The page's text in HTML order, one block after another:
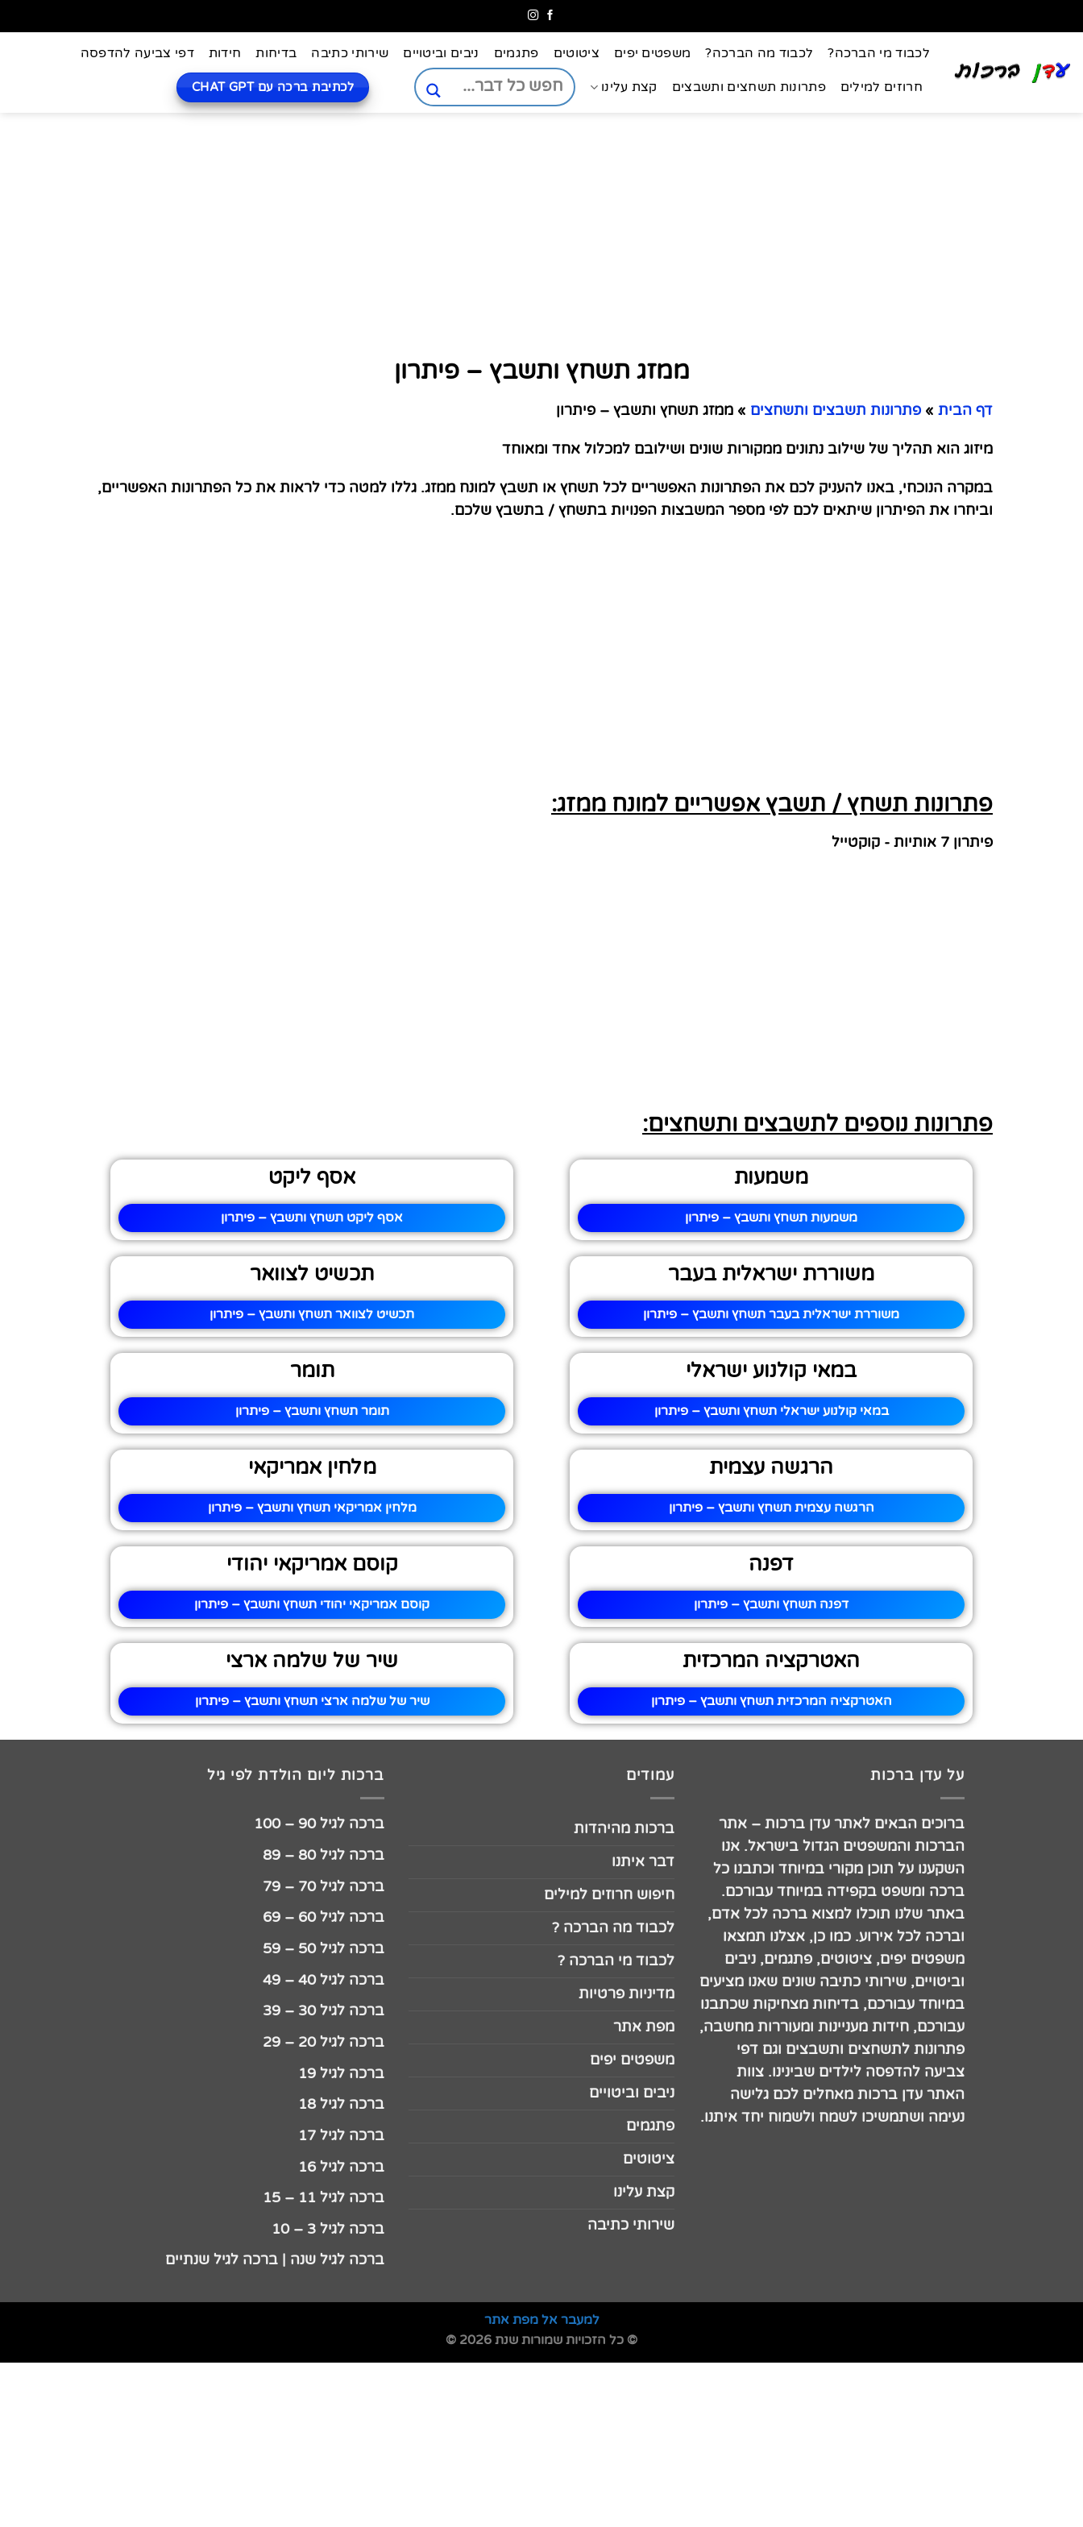
לכבוד מי הברכה? לכבוד מה הברכה? משפטים יפים ציטוטים פתגמים ניבים וביטויים שירותי כתיבה בדיחות חידות דפי צביעה להדפסה
חרוזים למילים פתרונות תשחצים ותשבצים קצת עלינו לכתיבת ברכה עם CHAT GPT
ממזג תשחץ ותשבץ – פיתרון
דף הבית » פתרונות תשבצים ותשחצים » ממזג תשחץ ותשבץ – פיתרון
מיזוג הוא תהליך של שילוב נתונים ממקורות שונים ושילובם למכלול אחד ומאוחד
במקרה הנוכחי, באנו להעניק לכם את הפתרונות האפשריים לכל תשחץ או תשבץ למונח ממזג. גללו למטה כדי לראות את כל הפתרונות האפשריים,
וביחרו את הפיתרון שיתאים לכם לפי מספר המשבצות הפנויות בתשחץ / בתשבץ שלכם.
פתרונות תשחץ / תשבץ אפשריים למונח ממזג:
פיתרון 7 אותיות - קוקטייל
פתרונות נוספים לתשבצים ותשחצים:
משמעות
משמעות תשחץ ותשבץ – פיתרון
אסף ליקט
אסף ליקט תשחץ ותשבץ – פיתרון
משוררת ישראלית בעבר
משוררת ישראלית בעבר תשחץ ותשבץ – פיתרון
תכשיט לצוואר
תכשיט לצוואר תשחץ ותשבץ – פיתרון
במאי קולנוע ישראלי
במאי קולנוע ישראלי תשחץ ותשבץ – פיתרון
תומר
תומר תשחץ ותשבץ – פיתרון
הרגשה עצמית
הרגשה עצמית תשחץ ותשבץ – פיתרון
מלחין אמריקאי
מלחין אמריקאי תשחץ ותשבץ – פיתרון
דפנה
דפנה תשחץ ותשבץ – פיתרון
קוסם אמריקאי יהודי
קוסם אמריקאי יהודי תשחץ ותשבץ – פיתרון
האטרקציה המרכזית
האטרקציה המרכזית תשחץ ותשבץ – פיתרון
שיר של שלמה ארצי
שיר של שלמה ארצי תשחץ ותשבץ – פיתרון
על עדן ברכות
ברוכים הבאים לאתר עדן ברכות – אתר
הברכות והמשפטים הגדול בישראל. אנו
השקענו על תוכן מקורי במיוחד וכתבנו כל
ברכה ומשפט בקפידה במיוחד עבורכם.
באתר שלנו תוכלו למצוא ברכה לכל אדם,
וברכה לכל אירוע. כמו כן, אצלנו תמצאו
משפטים יפים, ציטוטים, פתגמים, ניבים
וביטויים, שירותי כתיבה שונים שאנו מציעים
במיוחד עבורכם, בדיחות מצחיקות שכתבנו
עבורכם, חידות מעניינות ומעוררות מחשבה,
פתרונות לתשחצים ותשבצים וגם דפי
צביעה להדפסה לילדים שבינינו. צוות
האתר עדן ברכות מאחלים לכם גלישה
נעימה ושתמשיכו לשמח ולשמוח יחד איתנו.
עמודים
ברכות מהיהדות
דבר איתנו
חיפוש חרוזים למילים
לכבוד מה הברכה ?
לכבוד מי הברכה ?
מדיניות פרטיות
מפת אתר
משפטים יפים
ניבים וביטויים
פתגמים
ציטוטים
קצת עלינו
שירותי כתיבה
ברכות ליום הולדת לפי גיל
ברכה לגיל 90 – 100
ברכה לגיל 80 – 89
ברכה לגיל 70 – 79
ברכה לגיל 60 – 69
ברכה לגיל 50 – 59
ברכה לגיל 40 – 49
ברכה לגיל 30 – 39
ברכה לגיל 20 – 29
ברכה לגיל 19
ברכה לגיל 18
ברכה לגיל 17
ברכה לגיל 16
ברכה לגיל 11 – 15
ברכה לגיל 3 – 10
ברכה לגיל שנה | ברכה לגיל שנתיים
למעבר אל מפת אתר
© כל הזכויות שמורות שנת 2026 ©